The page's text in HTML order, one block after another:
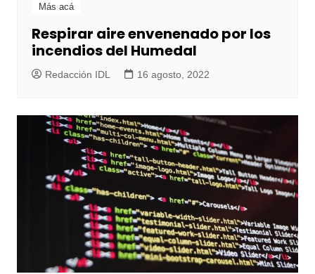
Más acá
Respirar aire envenenado por los
incendios del Humedal
Redacción IDL 16 agosto, 2022